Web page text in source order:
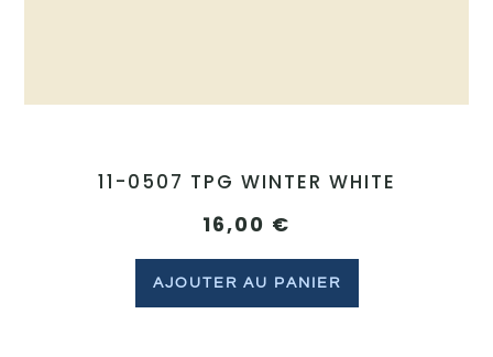
11-0507 TPG WINTER WHITE
16,00 €
AJOUTER AU PANIER